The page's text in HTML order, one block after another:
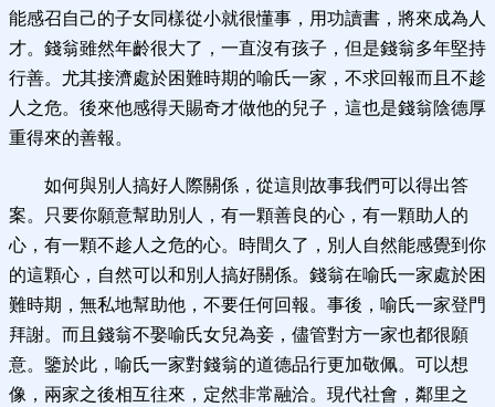
能感召自己的子女同樣從小就很懂事，用功讀書，將來成為人
才。錢翁雖然年齡很大了，一直沒有孩子，但是錢翁多年堅持
行善。尤其接濟處於困難時期的喻氏一家，不求回報而且不趁
人之危。後來他感得天賜奇才做他的兒子，這也是錢翁陰德厚
重得來的善報。
如何與別人搞好人際關係，從這則故事我們可以得出答
案。只要你願意幫助別人，有一顆善良的心，有一顆助人的
心，有一顆不趁人之危的心。時間久了，別人自然能感覺到你
的這顆心，自然可以和別人搞好關係。錢翁在喻氏一家處於困
難時期，無私地幫助他，不要任何回報。事後，喻氏一家登門
拜謝。而且錢翁不娶喻氏女兒為妾，儘管對方一家也都很願
意。鑒於此，喻氏一家對錢翁的道德品行更加敬佩。可以想
像，兩家之後相互往來，定然非常融洽。現代社會，鄰里之